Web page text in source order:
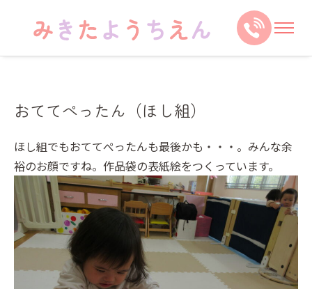
おててぺったん（ほし組）
ほし組でもおててぺったんも最後かも・・・。みんな余
裕のお顔ですね。作品袋の表紙絵をつくっています。